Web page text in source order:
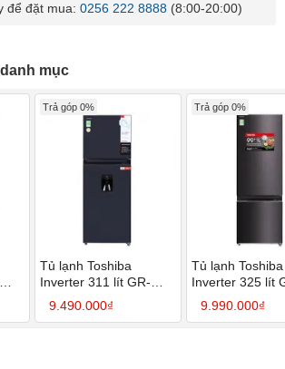
để đặt mua: 0256 222 8888 (8:00-20:00)
mục
Trả góp 0%
Tủ lạnh Toshiba
Inverter 311 lít GR-
RT395WE-PMV-MG
9.490.000₫
Trả góp 0%
Tủ lạnh Toshiba
Inverter 325 lít
RB410WE-
9.990.000₫